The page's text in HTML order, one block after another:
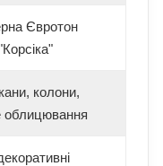
Євротон
колони,
облицювання